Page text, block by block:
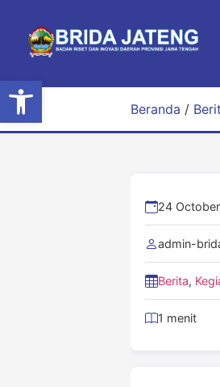
Open toolbar
Beranda /
24
admin-
Berita,
1 menit